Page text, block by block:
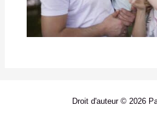
Droit d'auteur © 2026